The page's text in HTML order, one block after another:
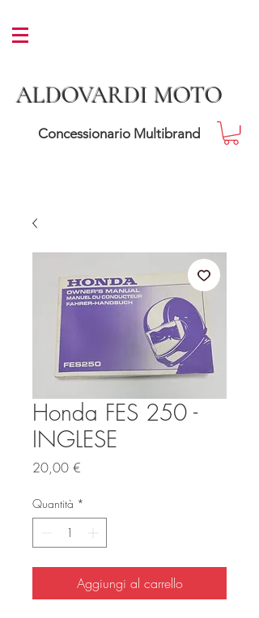
ALDOVARDI MOTO
Concessionario Multibrand
Honda FES 250 -
INGLESE
20,00 €
Quantità *
Aggiungi al carrello